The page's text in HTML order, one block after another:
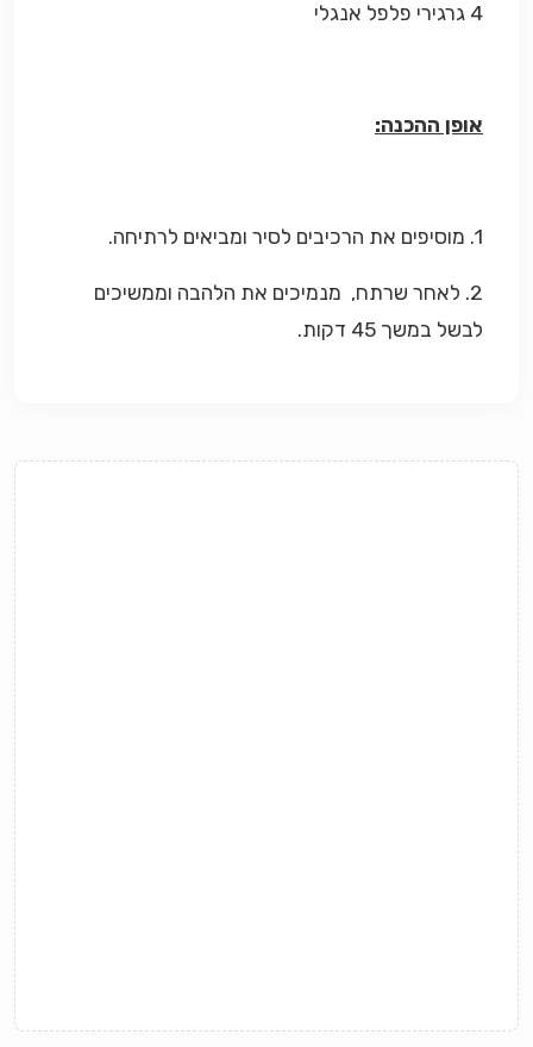
4 גרגירי פלפל אנגלי
אופן ההכנה:
1. מוסיפים את הרכיבים לסיר ומביאים לרתיחה.
2. לאחר שרתח, מנמיכים את הלהבה וממשיכים
לבשל במשך 45 דקות.